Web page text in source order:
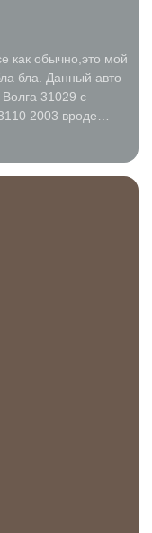
как обычно,это мой
бла. Данный авто
31029 с
2003 вроде